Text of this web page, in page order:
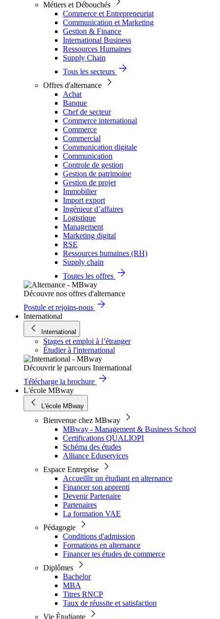
Métiers et Débouchés
Commerce et Entrepreneuriat
Communication et Marketing
Gestion & Finance
International Business
Ressources Humaines
Supply Chain
Tous les secteurs
Offres d'alternance
Achat
Banque
Chef de secteur
Commerce international
Commerce
Commercial
Communication digitale
Communication
Controle de gestion
Gestion de patrimoine
Gestion de projet
Immobilier
Import export
Ingénieur d’affaires
Logistique
Management
Marketing digital
RSE
Ressources humaines (RH)
Supply chain
Toutes les offres
Découvre nos offres d'alternance
Postule et rejoins-nous
International
International
Stages et emploi à l’étranger
Étudier à l'international
Découvrir le parcours International
Télécharge la brochure
L'école MBway
L'école MBway
Bienvenue chez MBway
MBway - Management & Business School
Certifications QUALIOPI
Schéma des études
Alliance Eduservices
Espace Entreprise
Accueillir un étudiant en alternance
Financer son apprenti
Devenir Partenaire
Partenaires
La formation VAE
Pédagogie
Conditions d'admission
Formations en alternance
Financer tes études de commerce
Diplômes
Bachelor
MBA
Titres RNCP
Taux de réussite et satisfaction
Vie Étudiante